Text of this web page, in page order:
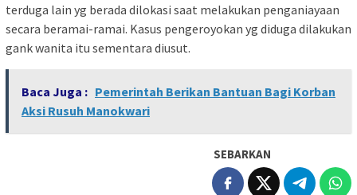
terduga lain yg berada dilokasi saat melakukan penganiayaan
secara beramai-ramai. Kasus pengeroyokan yg diduga dilakukan
gank wanita itu sementara diusut.
Baca Juga : Pemerintah Berikan Bantuan Bagi Korban
Aksi Rusuh Manokwari
SEBARKAN